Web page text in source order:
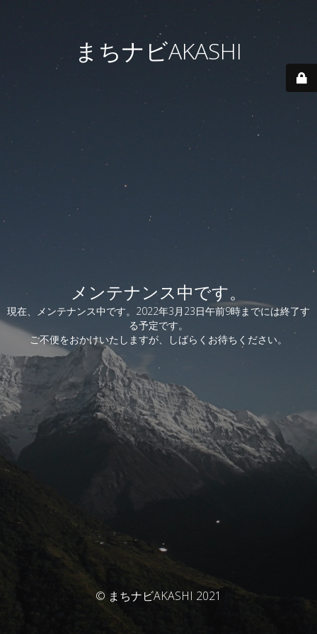
まちナビAKASHI
メンテナンス中です。
現在、メンテナンス中です。2022年3月23日午前9時までには終了す
る予定です。
ご不便をおかけいたしますが、しばらくお待ちください。
© まちナビAKASHI 2021